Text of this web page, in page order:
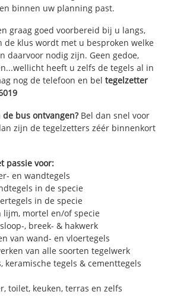
binnen uw planning past.
graag goed voorbereid bij u langs,
de klus wordt met u besproken welke
daarvoor nodig zijn. Geen gedoe,
heeft u zelfs de tegels al in
nog de telefoon en beltegelzetter
bus ontvangen?Bel dan snel voor
zijn de tegelzetters zéér binnenkort
passie voor:
en wandtegels
in de specie
in de specie
lijm, mortel en/of specie
, breek- & hakwerk
van wand- en vloertegels
van alle soorten tegelwerk
keramische tegels & cementtegels
toilet, keuken, terras en zelfs